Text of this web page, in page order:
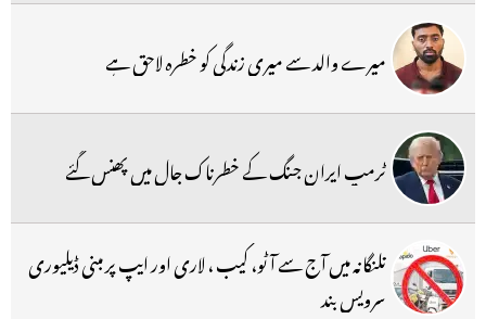
میرے والد سے میری زندگی کو خطرہ لاحق ہے
ٹرمپ ایران جنگ کے خطرناک جال میں پھنس گئے
تلنگانہ میں آج سے آٹو، کیب ، لاری اور ایپ پر مبنی ڈیلیوری
سرویس بند